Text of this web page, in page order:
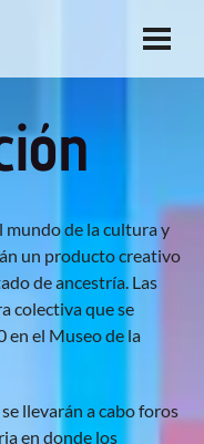
mundo de la cultura y
un producto creativo
de ancestría. Las
colectiva que se
en el Museo de la
llevarán a cabo foros
en donde los